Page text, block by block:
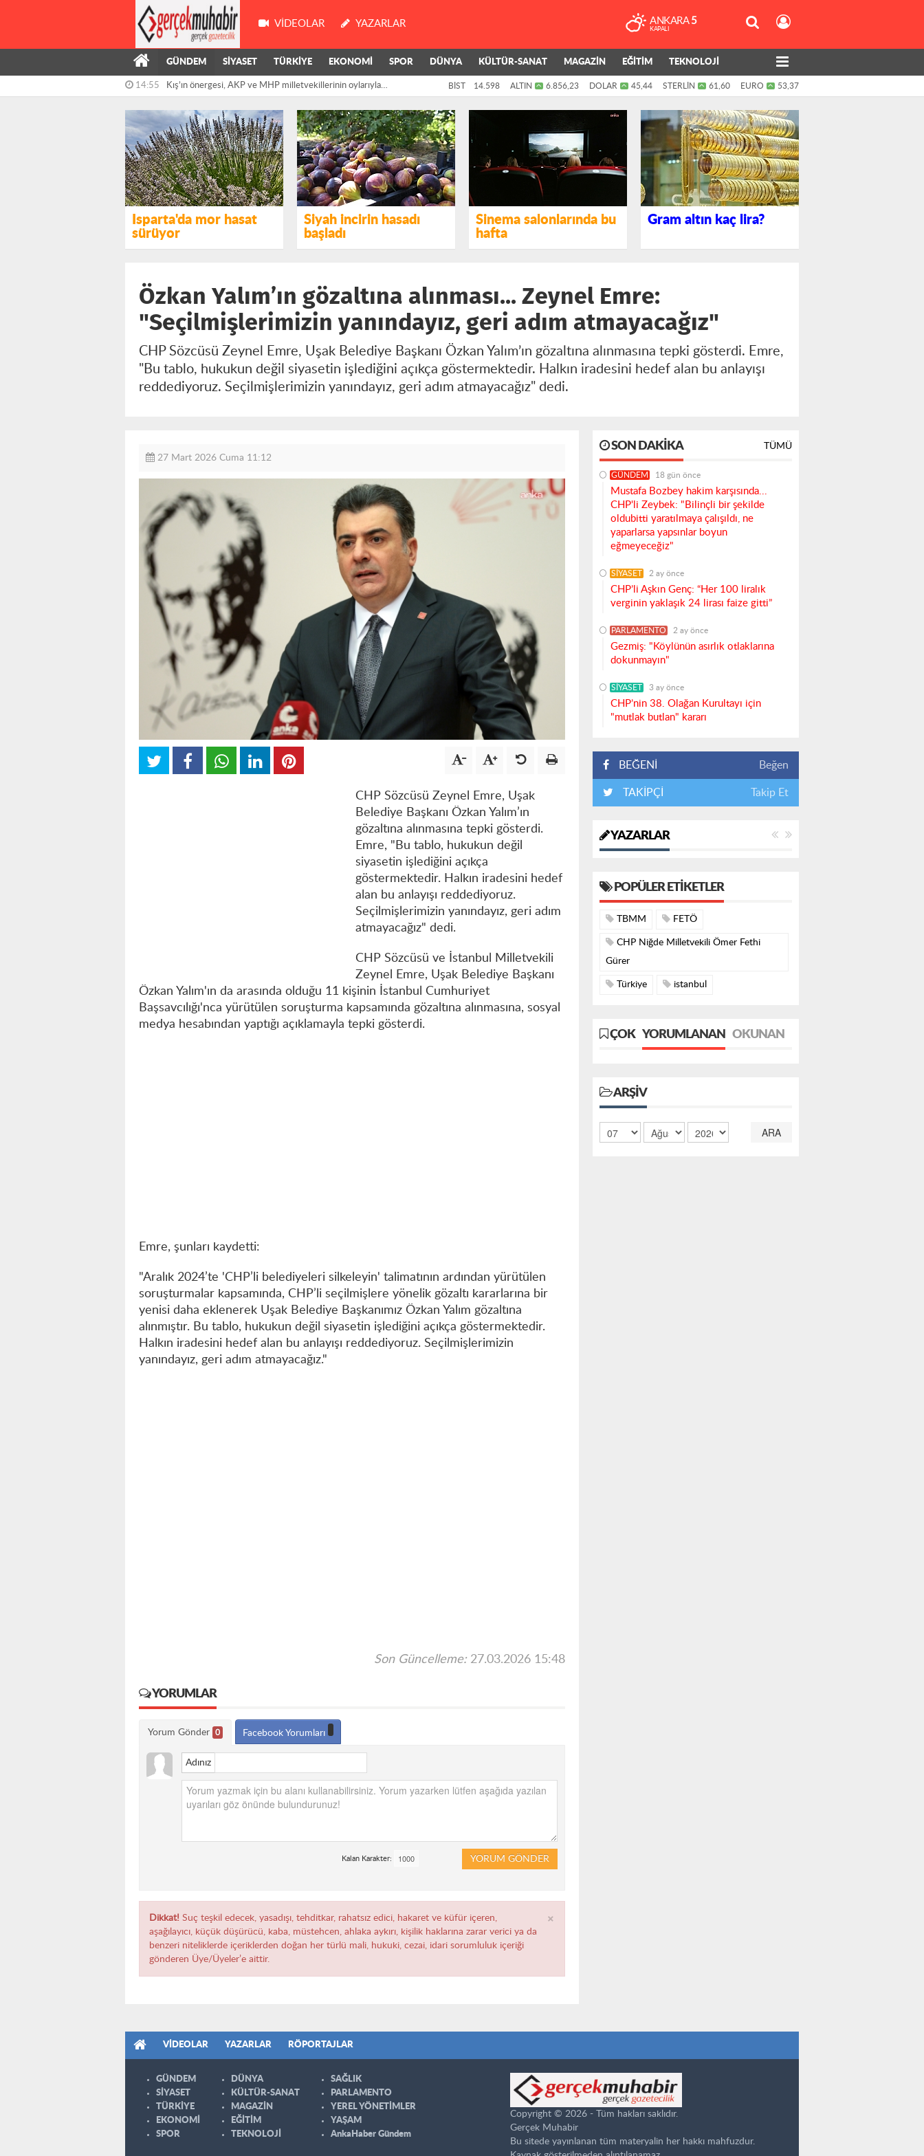
VIDEOLAR YAZARLAR ANKARA 5
KAPALI
GÜNDEM SİYASET TÜRKİYE EKONOMİ SPOR DÜNYA KÜLTÜR-SANAT MAGAZİN EĞİTİM TEKNOLOJİ
14:55 Kış’ın önergesi, AKP ve MHP milletvekillerinin oylarıyla
reddedildi
14:36 Eğitim Sen ve SES'ten Ege Üniversitesi yönetimine "izin"...
BİST 14.598 ALTIN 6.856,23 DOLAR 45,44 STERLİN 61,60 EURO 53,37
Isparta'da mor hasat
sürüyor
Siyah incirin hasadı
başladı
Sinema salonlarında bu
hafta
Gram altın kaç lira?
Özkan Yalım’ın gözaltına alınması... Zeynel Emre:
"Seçilmişlerimizin yanındayız, geri adım atmayacağız"
CHP Sözcüsü Zeynel Emre, Uşak Belediye Başkanı Özkan Yalım’ın gözaltına alınmasına tepki gösterdi. Emre,
"Bu tablo, hukukun değil siyasetin işlediğini açıkça göstermektedir. Halkın iradesini hedef alan bu anlayışı
reddediyoruz. Seçilmişlerimizin yanındayız, geri adım atmayacağız" dedi.
27 Mart 2026 Cuma 11:12
CHP Sözcüsü Zeynel Emre, Uşak
Belediye Başkanı Özkan Yalım’ın
gözaltına alınmasına tepki gösterdi.
Emre, "Bu tablo, hukukun değil
siyasetin işlediğini açıkça
göstermektedir. Halkın iradesini hedef
alan bu anlayışı reddediyoruz.
Seçilmişlerimizin yanındayız, geri adım
atmayacağız" dedi.
CHP Sözcüsü ve İstanbul Milletvekili
Zeynel Emre, Uşak Belediye Başkanı
Özkan Yalım'ın da arasında olduğu 11 kişinin İstanbul Cumhuriyet
Başsavcılığı'nca yürütülen soruşturma kapsamında gözaltına alınmasına, sosyal
medya hesabından yaptığı açıklamayla tepki gösterdi.
Emre, şunları kaydetti:
"Aralık 2024’te 'CHP’li belediyeleri silkeleyin' talimatının ardından yürütülen
soruşturmalar kapsamında, CHP’li seçilmişlere yönelik gözaltı kararlarına bir
yenisi daha eklenerek Uşak Belediye Başkanımız Özkan Yalım gözaltına
alınmıştır. Bu tablo, hukukun değil siyasetin işlediğini açıkça göstermektedir.
Halkın iradesini hedef alan bu anlayışı reddediyoruz. Seçilmişlerimizin
yanındayız, geri adım atmayacağız."
Son Güncelleme: 27.03.2026 15:48
YORUMLAR
Yorum Gönder 0 Facebook Yorumları
Adınız
YORUM GÖNDER
Kalan Karakter:
×
Dikkat! Suç teşkil edecek, yasadışı, tehditkar, rahatsız edici, hakaret ve küfür içeren,
aşağılayıcı, küçük düşürücü, kaba, müstehcen, ahlaka aykırı, kişilik haklarına zarar verici ya da
benzeri niteliklerde içeriklerden doğan her türlü mali, hukuki, cezai, idari sorumluluk içeriği
gönderen Üye/Üyeler’e aittir.
SON DAKIKA TÜMÜ
GÜNDEM 18 gün önce
Mustafa Bozbey hakim karşısında...
CHP'li Zeybek: "Bilinçli bir şekilde
oldubitti yaratılmaya çalışıldı, ne
yaparlarsa yapsınlar boyun
eğmeyeceğiz"
SİYASET 2 ay önce
CHP’li Aşkın Genç: “Her 100 liralık
verginin yaklaşık 24 lirası faize gitti”
PARLAMENTO 2 ay önce
Gezmiş: "Köylünün asırlık otlaklarına
dokunmayın"
SİYASET 3 ay önce
CHP’nin 38. Olağan Kurultayı için
"mutlak butlan" kararı
BEĞENİ Beğen
TAKİPÇİ Takip Et
YAZARLAR
POPÜLER ETIKETLER
TBMM FETÖ
CHP Niğde Milletvekili Ömer Fethi
Gürer
Türkiye istanbul
ÇOK YORUMLANAN OKUNAN
ARŞIV
ARA
VIDEOLAR YAZARLAR RÖPORTAJLAR
GÜNDEM
SİYASET
TÜRKİYE
EKONOMİ
SPOR
DÜNYA
KÜLTÜR-SANAT
MAGAZİN
EĞİTİM
TEKNOLOJİ
SAĞLIK
PARLAMENTO
YEREL YÖNETİMLER
YAŞAM
AnkaHaber Gündem
Copyright © 2026 - Tüm hakları saklıdır.
Gerçek Muhabir
Bu sitede yayınlanan tüm materyalin her hakkı mahfuzdur.